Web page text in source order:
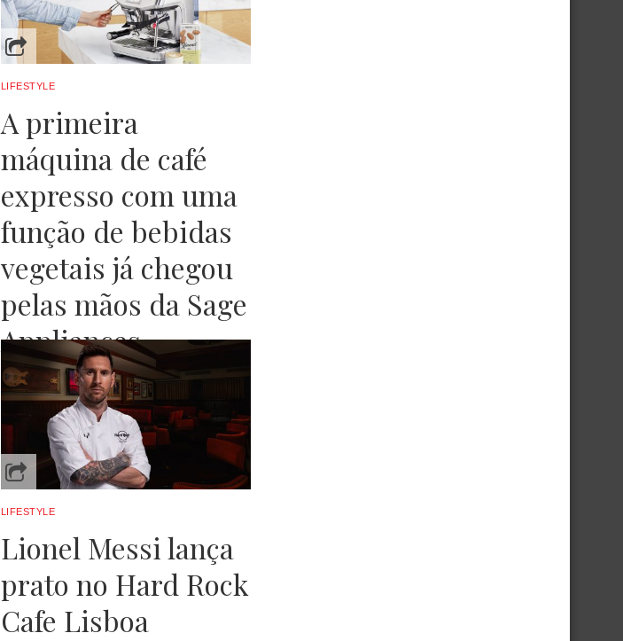
LIFESTYLE
A primeira
máquina de café
expresso com uma
função de bebidas
vegetais já chegou
pelas mãos da Sage
Appliances
Quantas vezes não desejou poder
desfrutar de um latte ou de um
cappuccino feito por um Barista,
mas sei ter de...
JOANA DE OLIVEIRA SETEMBRO 19, 2023
LIFESTYLE
Lionel Messi lança
prato no Hard Rock
Cafe Lisboa